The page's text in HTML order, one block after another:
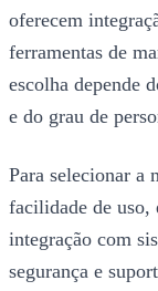
oferecem
ferramentas de
escolha depende
e do grau de
Para selecionar a
facilidade de uso,
integração com
segurança e